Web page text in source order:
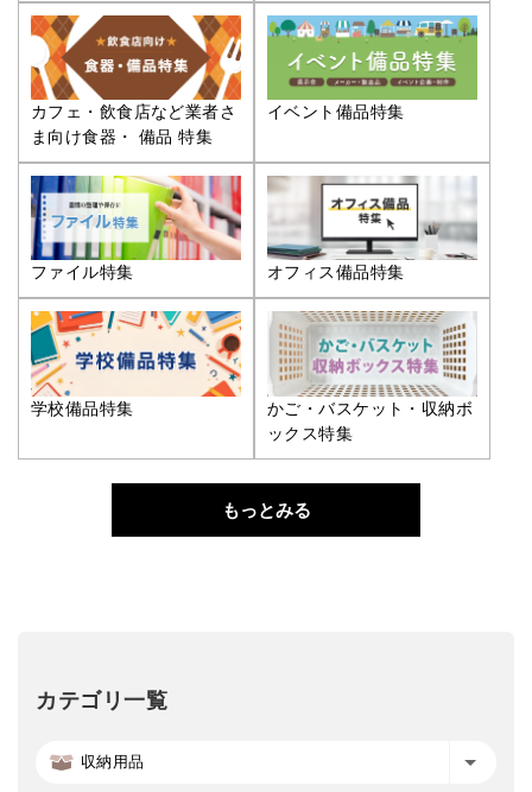
カフェ・飲食店など業者さ
ま向け食器・ 備品 特集
イベント備品特集
ファイル特集 オフィス備品特集
学校備品特集
かご・バスケット・収納ボ
ックス特集
もっとみる
カテゴリ一覧
収納用品